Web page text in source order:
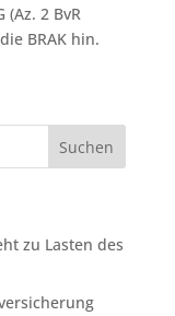
2 BvR
BRAK hin.
zu Lasten des